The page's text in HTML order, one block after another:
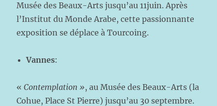
Musée des Beaux-Arts jusqu’au 11juin. Après
l’Institut du Monde Arabe, cette passionnante
exposition se déplace à Tourcoing.
Vannes:
«Contemplation », au Musée des Beaux-Arts (la
Cohue, Place St Pierre) jusqu’au 30 septembre.